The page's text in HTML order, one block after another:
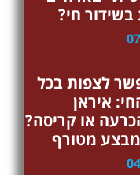
חי?
לצפות בכל
איראן
או קריסה?
מטורף